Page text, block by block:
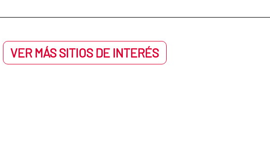
VER MÁS SITIOS DE INTERÉS